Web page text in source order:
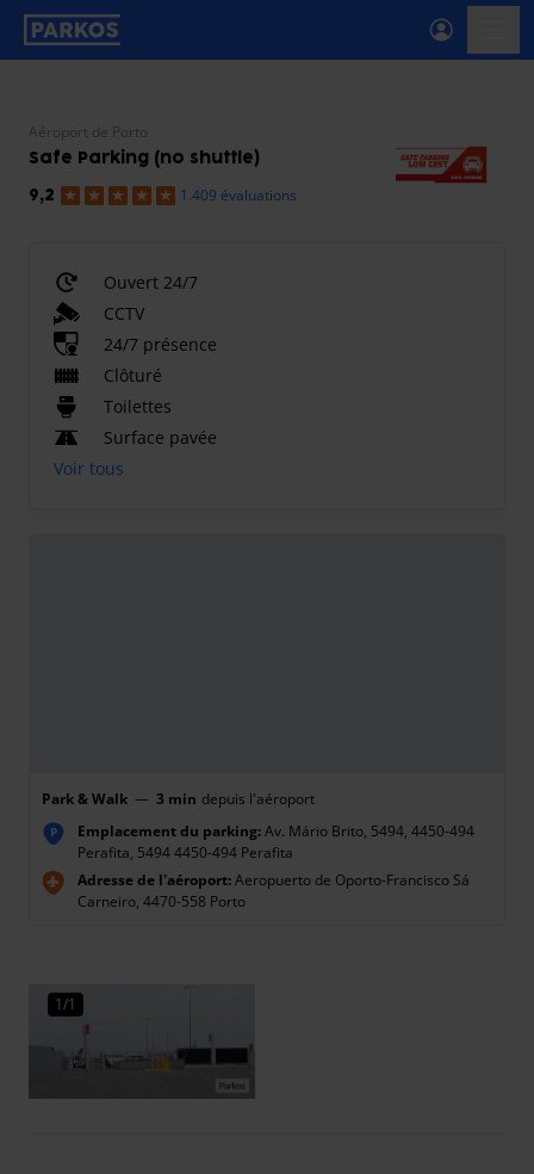
étiquette-de-navigation-principale
Aéroport de Porto
Safe Parking (no shuttle)
9,2 1.409 évaluations
Ouvert 24/7
CCTV
24/7 présence
Clôturé
Toilettes
Surface pavée
Voir tous
Park & Walk — 3 min depuis l'aéroport
P Emplacement du parking:Av. Mário Brito, 5494, 4450-494
Perafita, 5494 4450-494 Perafita
Adresse de l'aéroport:Aeropuerto de Oporto-Francisco Sá
Carneiro, 4470-558 Porto
1/1